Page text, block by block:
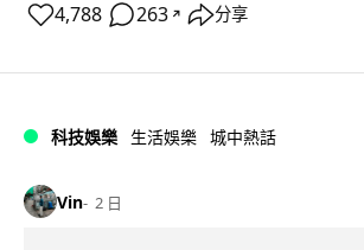
4,788 263 ↗ 分享
科技娛樂 生活娛樂 城中熱話
Vin 2 日